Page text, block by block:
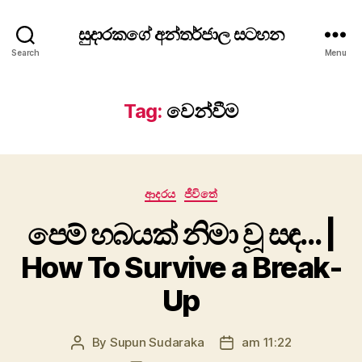
Search
සුදාරකගේ අන්තර්ජාල සටහන
Menu
Tag: වෙන්වීම
Categories
ආදරය ජීවිතේ
පෙම් හබයක් නිමා වූ සඳ… |
How To Survive a Break-
Up
Post
By Supun Sudaraka
Postam 11:22